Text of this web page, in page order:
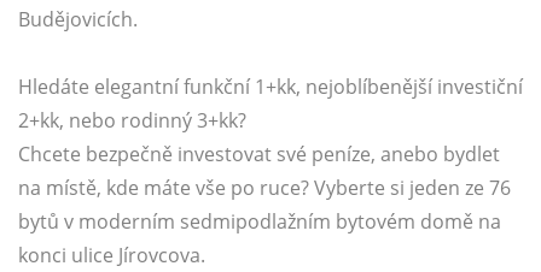
Budějovicích.
Hledáte elegantní funkční 1+kk, nejoblíbenější investiční
2+kk, nebo rodinný 3+kk?
Chcete bezpečně investovat své peníze, anebo bydlet
na místě, kde máte vše po ruce? Vyberte si jeden ze 76
bytů v moderním sedmipodlažním bytovém domě na
konci ulice Jírovcova.